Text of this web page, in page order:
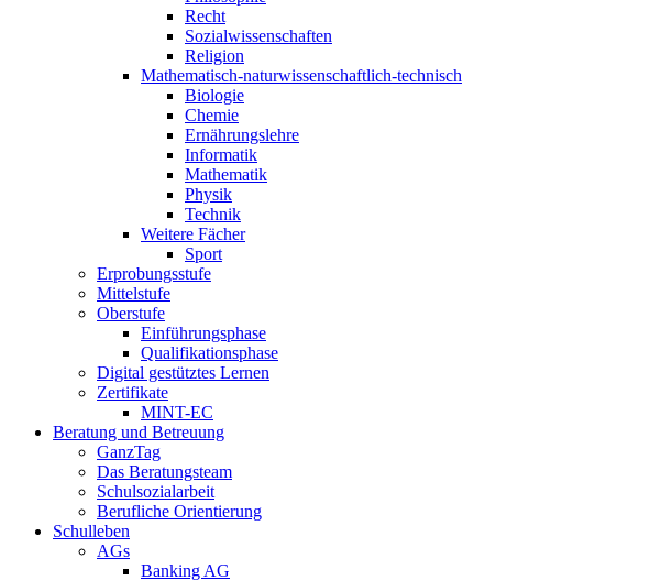
Recht
Sozialwissenschaften
Religion
Mathematisch-naturwissenschaftlich-technisch
Biologie
Chemie
Ernährungslehre
Informatik
Mathematik
Physik
Technik
Weitere Fächer
Sport
Erprobungsstufe
Mittelstufe
Oberstufe
Einführungsphase
Qualifikationsphase
Digital gestütztes Lernen
Zertifikate
MINT-EC
Beratung und Betreuung
GanzTag
Das Beratungsteam
Schulsozialarbeit
Berufliche Orientierung
Schulleben
AGs
Banking AG